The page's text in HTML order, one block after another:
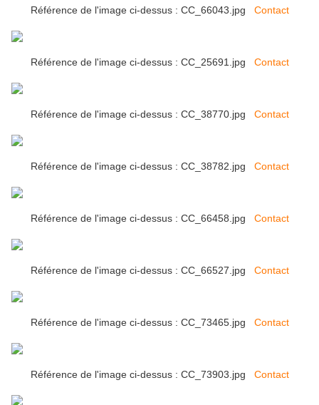
Référence de l'image ci-dessus : CC_66043.jpg Contact
Référence de l'image ci-dessus : CC_25691.jpg Contact
Référence de l'image ci-dessus : CC_38770.jpg Contact
Référence de l'image ci-dessus : CC_38782.jpg Contact
Référence de l'image ci-dessus : CC_66458.jpg Contact
Référence de l'image ci-dessus : CC_66527.jpg Contact
Référence de l'image ci-dessus : CC_73465.jpg Contact
Référence de l'image ci-dessus : CC_73903.jpg Contact